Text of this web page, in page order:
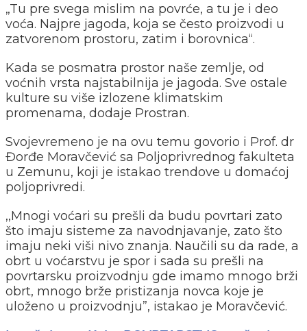
„Tu pre svega mislim na povrće, a tu je i deo
voća. Najpre jagoda, koja se često proizvodi u
zatvorenom prostoru, zatim i borovnica“.
Kada se posmatra prostor naše zemlje, od
voćnih vrsta najstabilnija je jagoda. Sve ostale
kulture su više izlozene klimatskim
promenama, dodaje Prostran.
Svojevremeno je na ovu temu govorio i Prof. dr
Đorđe Moravčević sa Poljoprivrednog fakulteta
u Zemunu, koji je istakao trendove u domaćoj
poljoprivredi.
,,Mnogi voćari su prešli da budu povrtari zato
što imaju sisteme za navodnjavanje, zato što
imaju neki viši nivo znanja. Naučili su da rade, a
obrt u voćarstvu je spor i sada su prešli na
povrtarsku proizvodnju gde imamo mnogo brži
obrt, mnogo brže pristizanja novca koje je
uloženo u proizvodnju”, istakao je Moravčević.